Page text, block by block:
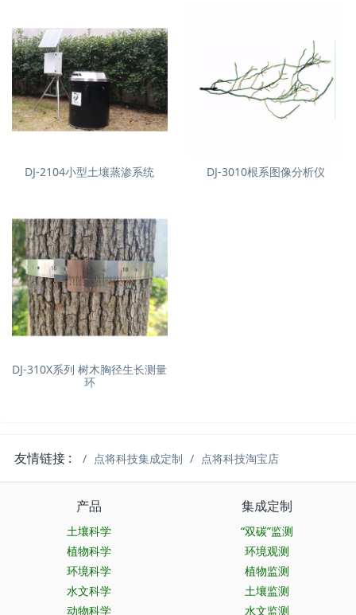
DJ-2104小型土壤蒸渗系统 DJ-3010根系图像分析仪
DJ-310X系列 树木胸径生长测量
环
友情链接 : 点将科技集成定制 点将科技淘宝店
产品
土壤科学
植物科学
环境科学
水文科学
动物科学
集成定制
“双碳”监测
环境观测
植物监测
土壤监测
水文监测